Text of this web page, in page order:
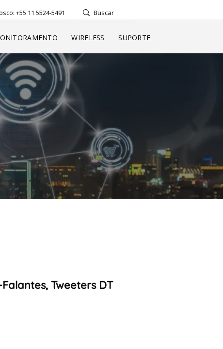
+55 11 5524-5491
WIRELESS SUPORTE
Tweeters DT